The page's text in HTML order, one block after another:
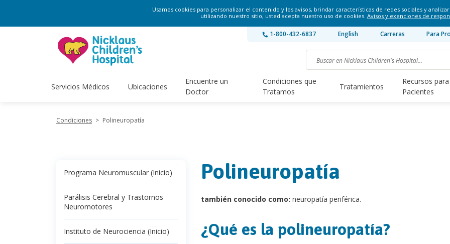
Usamos cookies para personalizar el contenido y los avisos, brindar características de redes sociales y
utilizando nuestro sitio, usted acepta nuestro uso de cookies. Avisos y exenciones de
1-800-432-6837 English Carreras Para
Servicios Médicos Ubicaciones
Encuentre un
Doctor
Condiciones que
Tratamos
Tratamientos
Recursos para
Pacientes
Condiciones > Polineuropatía
Programa Neuromuscular (Inicio)
Parálisis Cerebral y Trastornos
Neuromotores
Instituto de Neurociencia (Inicio)
Polineuropatía
también conocido como: neuropatía periférica.
¿Qué es la polineuropatía?